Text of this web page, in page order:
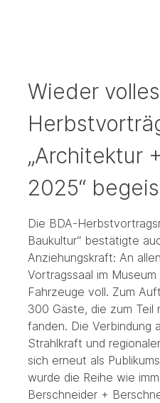
Wieder
„Architektur
2025“
Die BDA-
Baukultur“ bestätigte
Anziehungskraft: An
Vortragssaal im
Fahrzeuge voll. Zum
300 Gäste, die zum Teil
fanden. Die Verbindung
Strahlkraft und
sich erneut als
wurde die Reihe wie
Berschneider +